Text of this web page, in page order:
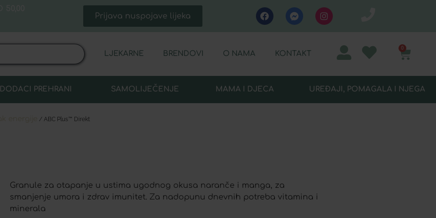
Prijava nuspojave lijeka
LJEKARNE BRENDOVI O NAMA KONTAKT
0
DODACI PREHRANI SAMOLIJEČENJE MAMA I DJECA UREĐAJI, POMAGALA I NJEGA
/ ABC Plus™ Direkt
Granule za otapanje u ustima ugodnog okusa naranče i manga, za
smanjenje umora i zdrav imunitet. Za nadopunu dnevnih potreba vitamina i
minerala